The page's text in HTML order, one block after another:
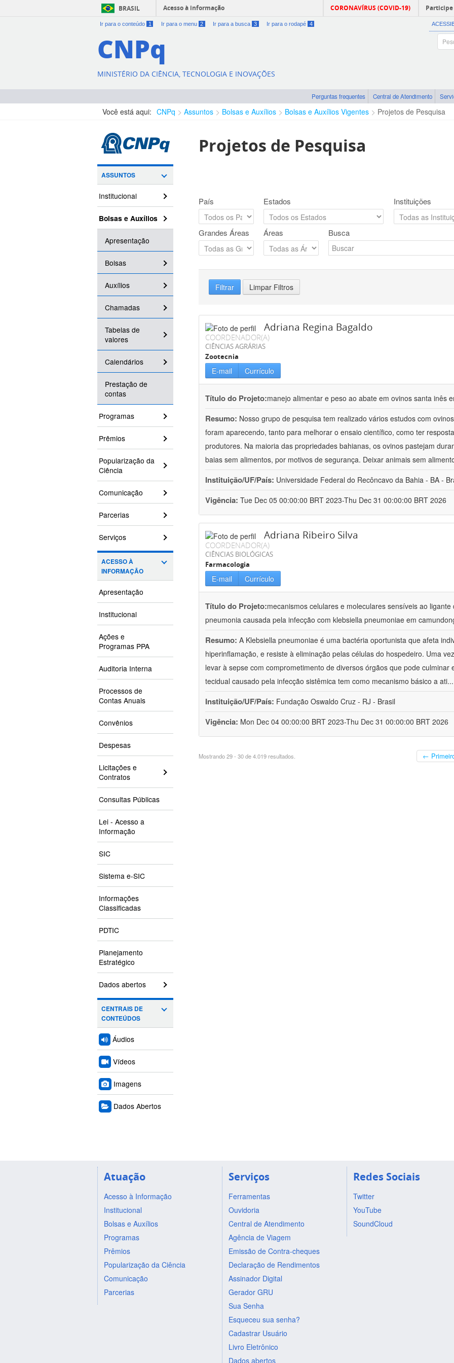
BRASIL Acesso à informação CORONAVÍRUS (COVID-19) Participe
Ir para o conteúdo 1 Ir para o menu 2 Ir para a busca 3 Ir para o rodapé 4
CNPq
MINISTÉRIO DA CIÊNCIA, TECNOLOGIA E INOVAÇÕES
Perguntas frequentes Central de Atendimento
Você está aqui: CNPq Assuntos Bolsas e Auxílios Bolsas e Auxílios Vigentes Projetos de Pesquisa
ASSUNTOS
Institucional
Bolsas e Auxílios
Apresentação
Bolsas
Auxílios
Chamadas
Tabelas de
valores
Calendários
Prestação de
contas
Programas
Prêmios
Popularização da
Ciência
Comunicação
Parcerias
Serviços
ACESSO À
INFORMAÇÃO
Apresentação
Institucional
Ações e
Programas PPA
Auditoria Interna
Processos de
Contas Anuais
Convênios
Despesas
Licitações e
Contratos
Consultas Públicas
Lei - Acesso a
Informação
SIC
Sistema e-SIC
Informações
Classificadas
PDTIC
Planejamento
Estratégico
Dados abertos
CENTRAIS DE
CONTEÚDOS
Áudios
Vídeos
Imagens
Dados Abertos
Projetos de Pesquisa
País Estados Instituições
Grandes Áreas Áreas Busca
Filtrar Limpar Filtros
Adriana Regina Bagaldo
COORDENADOR(A)
CIÊNCIAS AGRÁRIAS
Zootecnia
E-mail Currículo
Título do Projeto:manejo alimentar e peso ao abate em ovinos santa inês
Resumo: Nosso grupo de pesquisa tem realizado vários estudos com
foram aparecendo, tanto para melhorar o ensaio científico, como ter
produtores. Na maioria das propriedades bahianas, os ovinos pastejam
baias sem alimentos, por motivos de segurança. Deixar animais sem
Instituição/UF/País: Universidade Federal do Recôncavo da Bahia - BA -
Vigência: Tue Dec 05 00:00:00 BRT 2023-Thu Dec 31 00:00:00 BRT 2026
Adriana Ribeiro Silva
COORDENADOR(A)
CIÊNCIAS BIOLÓGICAS
Farmacologia
E-mail Currículo
Título do Projeto:mecanismos celulares e moleculares sensíveis ao
pneumonia causada pela infecção com klebsiella pneumoniae em
Resumo: A Klebsiella pneumoniae é uma bactéria oportunista que afeta
hiperinflamação, e resiste à eliminação pelas células do hospedeiro. Uma
levar à sepse com comprometimento de diversos órgãos que pode culminar
tecidual causado pela infecção sistêmica tem como mecanismo básico a ati...
Instituição/UF/País: Fundação Oswaldo Cruz - RJ - Brasil
Vigência: Mon Dec 04 00:00:00 BRT 2023-Thu Dec 31 00:00:00 BRT 2026
Mostrando 29 - 30 de 4.019 resultados. ←
Atuação
Acesso à Informação
Institucional
Bolsas e Auxílios
Programas
Prêmios
Popularização da Ciência
Comunicação
Parcerias
Serviços
Ferramentas
Ouvidoria
Central de Atendimento
Agência de Viagem
Emissão de Contra-cheques
Declaração de Rendimentos
Assinador Digital
Gerador GRU
Sua Senha
Esqueceu sua senha?
Cadastrar Usuário
Livro Eletrônico
Dados abertos
Redes Sociais
Twitter
YouTube
SoundCloud